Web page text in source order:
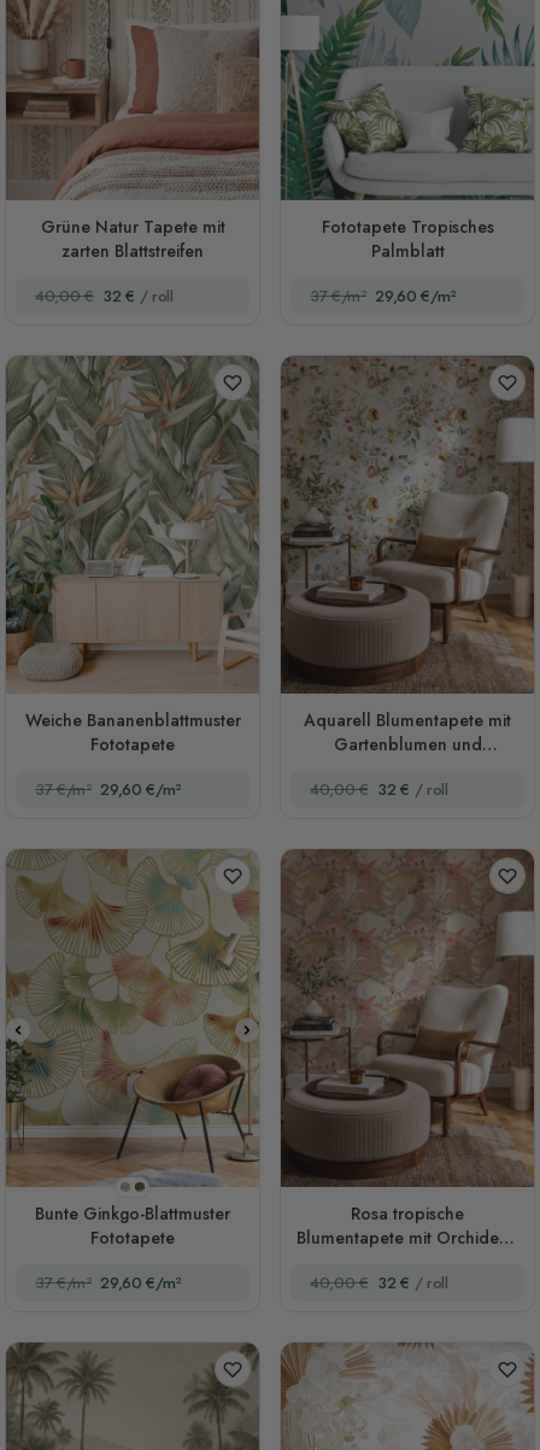
Grüne Natur Tapete mit
zarten Blattstreifen
40,00 € 32 € / roll
Fototapete Tropisches
Palmblatt
37 €/m² 29,60 €/m²
Weiche Bananenblattmuster
Fototapete
37 €/m² 29,60 €/m²
Aquarell Blumentapete mit
Gartenblumen und
40,00 € 32 € / roll
Stil 1(Original)
Stil 2
Bunte Ginkgo-Blattmuster
Fototapete
37 €/m² 29,60 €/m²
Rosa tropische
Blumentapete mit Orchideen
40,00 € 32 € / roll